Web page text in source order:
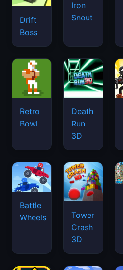
Drift
Boss
Iron
Snout
Retro
Bowl
Death
Run
3D
Battle
Wheels
Tower
Crash
3D